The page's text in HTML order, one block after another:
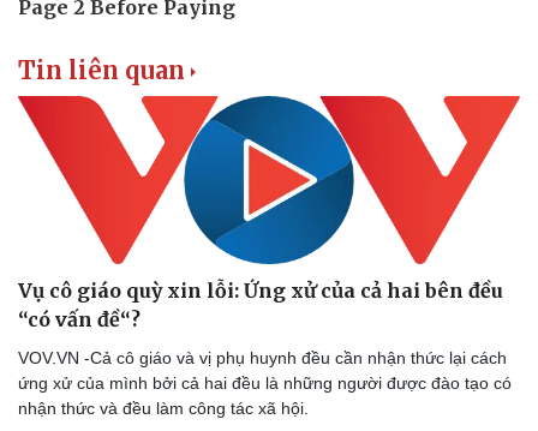
Tin liên quan
Vụ cô giáo quỳ xin lỗi: Ứng xử của cả hai bên đều
“có vấn đề“?
VOV.VN -Cả cô giáo và vị phụ huynh đều cần nhận thức lại cách
ứng xử của mình bởi cả hai đều là những người được đào tạo có
nhận thức và đều làm công tác xã hội.